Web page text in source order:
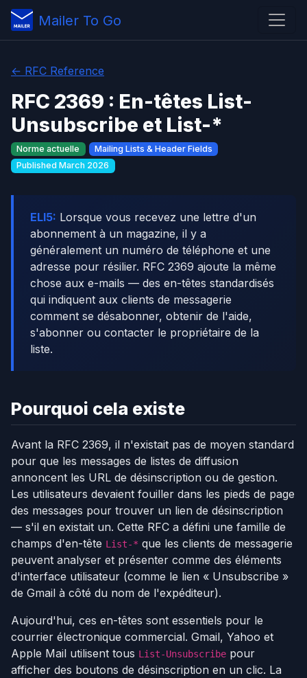
Mailer To Go
← RFC Reference
RFC 2369 : En-têtes List-
Unsubscribe et List-*
Norme actuelle
Mailing Lists & Header Fields
Published March 2026
ELI5: Lorsque vous recevez une lettre d'un
abonnement à un magazine, il y a
généralement un numéro de téléphone et une
adresse pour résilier. RFC 2369 ajoute la même
chose aux e-mails — des en-têtes standardisés
qui indiquent aux clients de messagerie
comment se désabonner, obtenir de l'aide,
s'abonner ou contacter le propriétaire de la
liste.
Pourquoi cela existe
Avant la RFC 2369, il n'existait pas de moyen standard
pour que les messages de listes de diffusion
annoncent les URL de désinscription ou de gestion.
Les utilisateurs devaient fouiller dans les pieds de page
des messages pour trouver un lien de désinscription
— s'il en existait un. Cette RFC a défini une famille de
champs d'en-tête List-* que les clients de messagerie
peuvent analyser et présenter comme des éléments
d'interface utilisateur (comme le lien « Unsubscribe »
de Gmail à côté du nom de l'expéditeur).
Aujourd'hui, ces en-têtes sont essentiels pour le
courrier électronique commercial. Gmail, Yahoo et
Apple Mail utilisent tous List-Unsubscribe pour
afficher des boutons de désinscription en un clic. La